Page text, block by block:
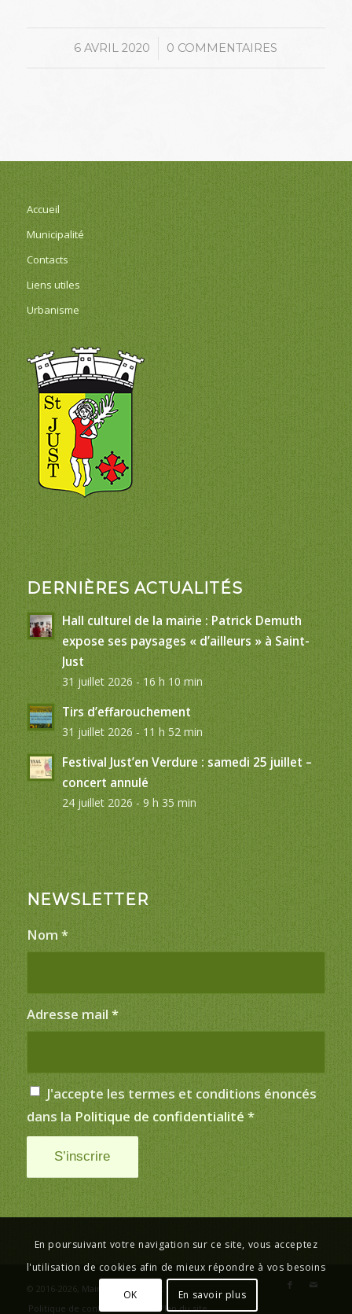
6 AVRIL 2020
/ 0 COMMENTAIRES
Accueil
Municipalité
Contacts
Liens utiles
Urbanisme
DERNIÈRES ACTUALITÉS
Hall culturel de la mairie : Patrick Demuth
expose ses paysages « d’ailleurs » à Saint-
Just
31 juillet 2026 - 16 h 10 min
Tirs d’effarouchement
31 juillet 2026 - 11 h 52 min
Festival Just’en Verdure : samedi 25 juillet –
concert annulé
24 juillet 2026 - 9 h 35 min
NEWSLETTER
Nom *
Adresse mail *
J'accepte les termes et conditions énoncés
dans la Politique de confidentialité *
© 2016-2026, Mairie de Saint-Just
Politique de confidentialité
Plan du site
En poursuivant votre navigation sur ce site, vous acceptez
l'utilisation de cookies afin de mieux répondre à vos besoins
OK En savoir plus